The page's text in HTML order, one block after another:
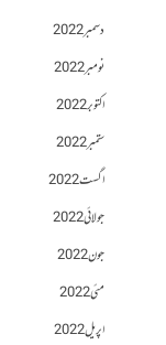
دسمبر 2022
نومبر 2022
اکتوبر 2022
ستمبر 2022
اگست 2022
جولائی 2022
جون 2022
مئی 2022
اپریل 2022